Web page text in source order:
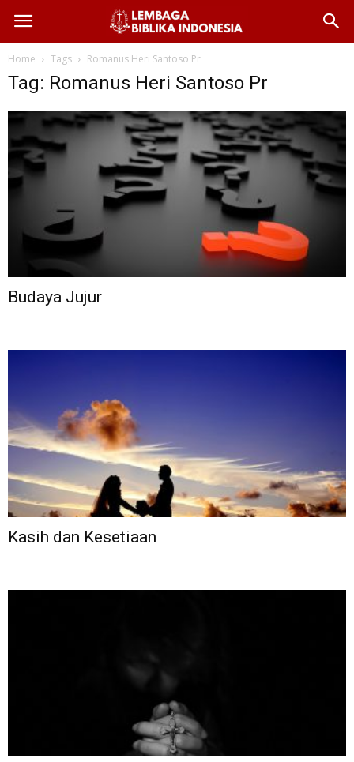
Home Tags Romanus Heri Santoso Pr
Tag: Romanus Heri Santoso Pr
Budaya Jujur
Kasih dan Kesetiaan